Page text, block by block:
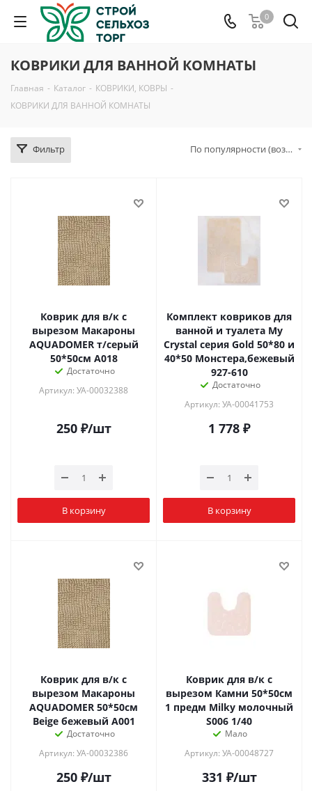
0
КОВРИКИ ДЛЯ ВАННОЙ КОМНАТЫ
Главная - Каталог - КОВРИКИ, КОВРЫ -
КОВРИКИ ДЛЯ ВАННОЙ КОМНАТЫ
Фильтр По популярности (возрастание)
Коврик для в/к с
вырезом Макароны
AQUADOMER т/серый
50*50см A018
Достаточно
Артикул: УА-00032388
250₽/шт
В корзину
Комплект ковриков для
ванной и туалета My
Crystal серия Gold 50*80 и
40*50 Монстера,бежевый
927-610
Достаточно
Артикул: УА-00041753
1 778 ₽
В корзину
Коврик для в/к с
вырезом Макароны
AQUADOMER 50*50см
Beige бежевый A001
Достаточно
Артикул: УА-00032386
250₽/шт
Коврик для в/к с
вырезом Камни 50*50см
1 предм Milky молочный
S006 1/40
Мало
Артикул: УА-00048727
331 ₽/шт